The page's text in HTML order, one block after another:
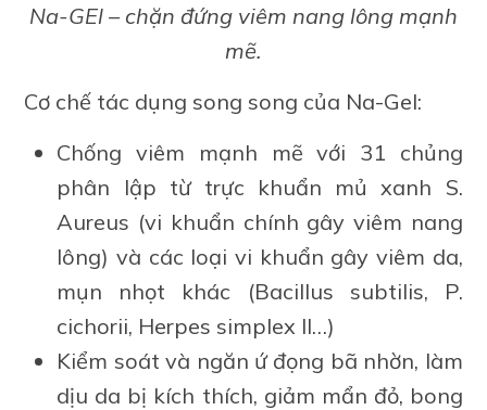
Na-GEl – chặn đứng viêm nang lông mạnh
mẽ.
Cơ chế tác dụng song song của Na-Gel:
Chống viêm mạnh mẽ với 31 chủng
phân lập từ trực khuẩn mủ xanh S.
Aureus (vi khuẩn chính gây viêm nang
lông) và các loại vi khuẩn gây viêm da,
mụn nhọt khác (Bacillus subtilis, P.
cichorii, Herpes simplex II…)
Kiểm soát và ngăn ứ đọng bã nhờn, làm
dịu da bị kích thích, giảm mẩn đỏ, bong